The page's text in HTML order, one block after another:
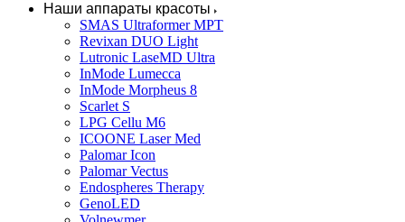
Наши аппараты красоты
SMAS Ultraformer MPT
Revixan DUO Light
Lutronic LaseMD Ultra
InMode Lumecca
InMode Morpheus 8
Scarlet S
LPG Cellu M6
ICOONE Laser Med
Palomar Icon
Palomar Vectus
Endospheres Therapy
GenoLED